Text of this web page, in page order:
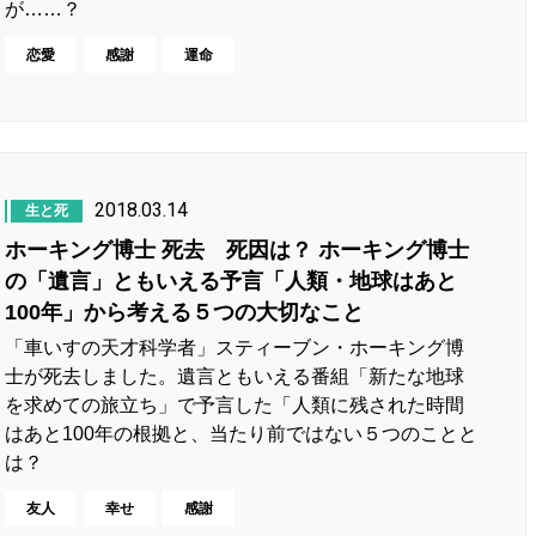
が……？
恋愛 感謝 運命
生と死 2018.03.14
ホーキング博士 死去 死因は？ ホーキング博士
の「遺言」ともいえる予言「人類・地球はあと
100年」から考える５つの大切なこと
「車いすの天才科学者」スティーブン・ホーキング博
士が死去しました。遺言ともいえる番組「新たな地球
を求めての旅立ち」で予言した「人類に残された時間
はあと100年の根拠と、当たり前ではない５つのことと
は？
友人 幸せ 感謝